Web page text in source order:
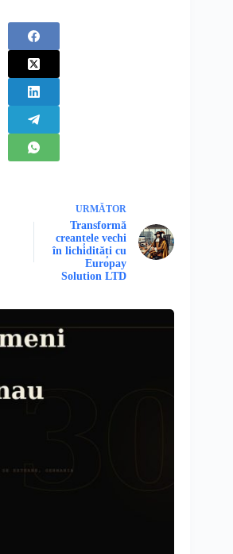
URMĂTOR
Transformă
creanțele vechi
în lichidități cu
Europay
Solution LTD